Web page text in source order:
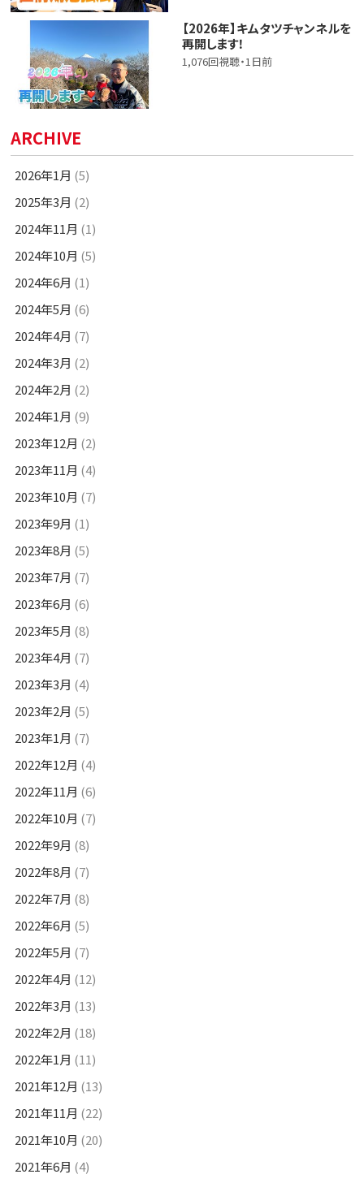
【2026年】キムタツチャンネルを
再開します！
1,076回視聴・1日前
ARCHIVE
2026年1月 (5)
2025年3月 (2)
2024年11月 (1)
2024年10月 (5)
2024年6月 (1)
2024年5月 (6)
2024年4月 (7)
2024年3月 (2)
2024年2月 (2)
2024年1月 (9)
2023年12月 (2)
2023年11月 (4)
2023年10月 (7)
2023年9月 (1)
2023年8月 (5)
2023年7月 (7)
2023年6月 (6)
2023年5月 (8)
2023年4月 (7)
2023年3月 (4)
2023年2月 (5)
2023年1月 (7)
2022年12月 (4)
2022年11月 (6)
2022年10月 (7)
2022年9月 (8)
2022年8月 (7)
2022年7月 (8)
2022年6月 (5)
2022年5月 (7)
2022年4月 (12)
2022年3月 (13)
2022年2月 (18)
2022年1月 (11)
2021年12月 (13)
2021年11月 (22)
2021年10月 (20)
2021年6月 (4)